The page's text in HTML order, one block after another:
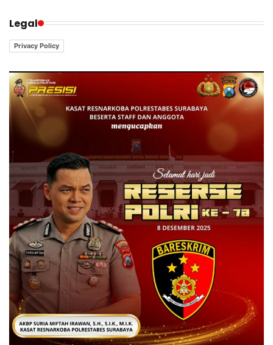
Legal
Privacy Policy